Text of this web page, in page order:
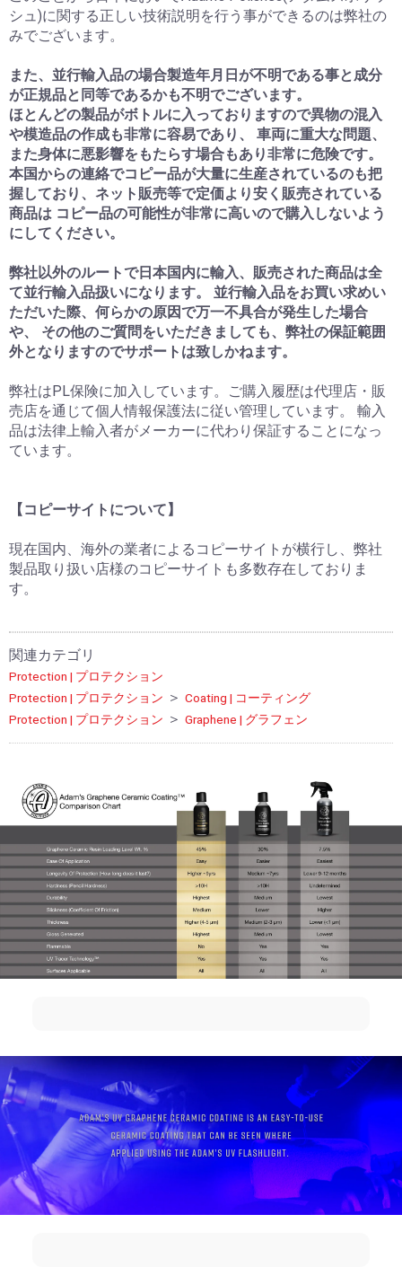
シュ)に関する正しい技術説明を行う事ができるのは弊社の
みでございます。
また、並行輸入品の場合製造年月日が不明である事と成分
が正規品と同等であるかも不明でございます。
ほとんどの製品がボトルに入っておりますので異物の混入
や模造品の作成も非常に容易であり、 車両に重大な問題、
また身体に悪影響をもたらす場合もあり非常に危険です。
本国からの連絡でコピー品が大量に生産されているのも把
握しており、ネット販売等で定価より安く販売されている
商品は コピー品の可能性が非常に高いので購入しないよう
にしてください。
弊社以外のルートで日本国内に輸入、販売された商品は全
て並行輸入品扱いになります。 並行輸入品をお買い求めい
ただいた際、何らかの原因で万一不具合が発生した場合
や、 その他のご質問をいただきましても、弊社の保証範囲
外となりますのでサポートは致しかねます。
弊社はPL保険に加入しています。ご購入履歴は代理店・販
売店を通じて個人情報保護法に従い管理しています。 輸入
品は法律上輸入者がメーカーに代わり保証することになっ
ています。
【コピーサイトについて】
現在国内、海外の業者によるコピーサイトが横行し、弊社
製品取り扱い店様のコピーサイトも多数存在しておりま
す。
関連カテゴリ
Protection | プロテクション
Protection | プロテクション ＞ Coating | コーティング
Protection | プロテクション ＞ Graphene | グラフェン